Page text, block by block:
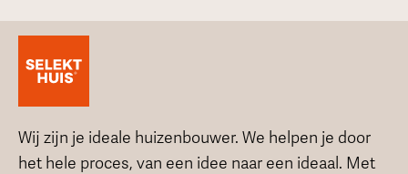
Wij zijn je ideale huizenbouwer. We helpen je door
het hele proces, van een idee naar een ideaal. Met